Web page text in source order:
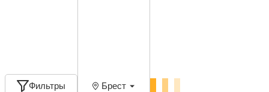
Фильтры Брест